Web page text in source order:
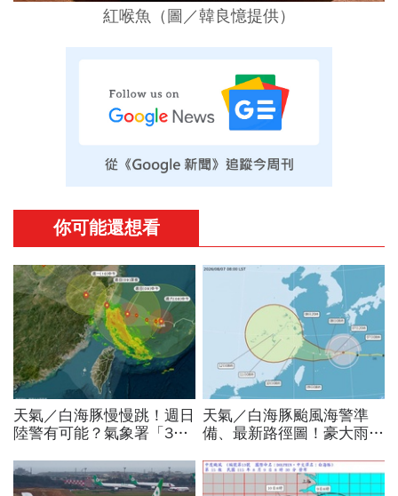
紅喉魚（圖／韓良憶提供）